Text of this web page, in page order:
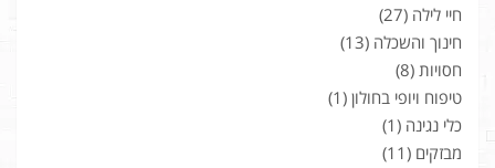
חיי לילה (27)
חינוך והשכלה (13)
חסויות (8)
טיפוח ויופי בחולון (1)
כלי נגינה (1)
מבזקים (11)